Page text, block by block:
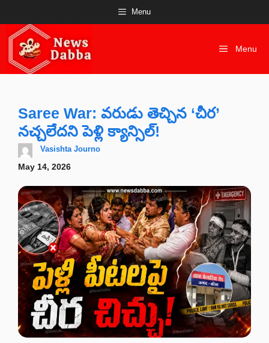
to
content
Menu
Menu
Saree War: వరుడు తెచ్చిన ‘చీర’
నచ్చలేదని పెళ్లి క్యాన్సిల్!
Vasishta Journo
May 14, 2026